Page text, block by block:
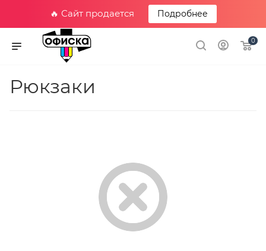
🔥 Сайт продается Подробнее
0
Рюкзаки